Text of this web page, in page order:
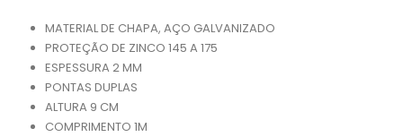
MATERIAL DE CHAPA, AÇO GALVANIZADO
PROTEÇÃO DE ZINCO 145 A 175
ESPESSURA 2 MM
PONTAS DUPLAS
ALTURA 9 CM
COMPRIMENTO 1M